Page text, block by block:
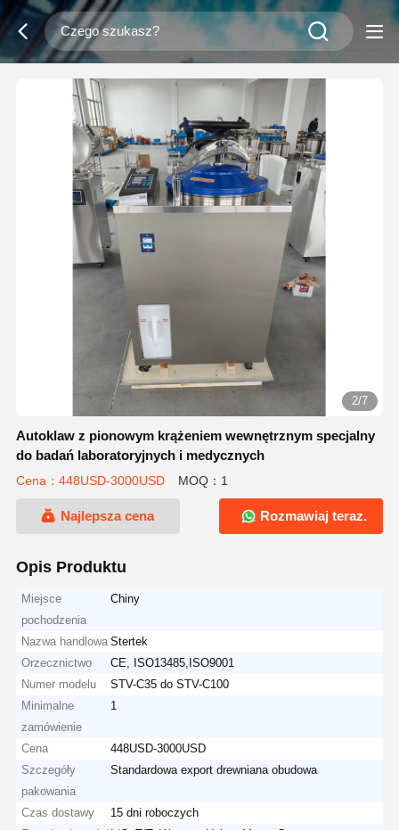
2/7
Autoklaw z pionowym krążeniem wewnętrznym specjalny
do badań laboratoryjnych i medycznych
Cena：448USD-3000USD MOQ：1
Najlepsza cena Rozmawiaj teraz.
Opis Produktu
Miejsce
pochodzenia
Chiny
Nazwa handlowa Stertek
Orzecznictwo
CE, ISO13485,ISO9001
Numer modelu
STV-C35 do STV-C100
Minimalne
zamówienie
1
Cena
448USD-3000USD
Szczegóły
pakowania
Standardowa export drewniana obudowa
Czas dostawy
15 dni roboczych